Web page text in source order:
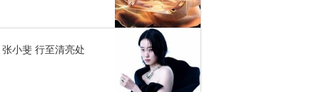
张小斐 行至清亮处